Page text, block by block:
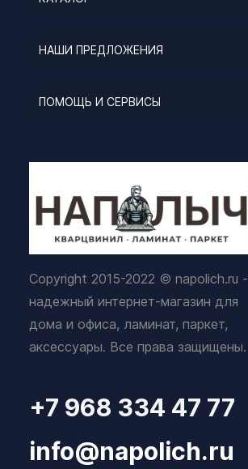
НАШИ ПРЕДЛОЖЕНИЯ
ПОМОЩЬ И СЕРВИСЫ
Copyright 2015-2022 © napolich.ru -
надежный интернет-магазин для
дома и офиса, ламинат, паркет,
аксессуары. Все права защищены.
+7 968 334 47 77
info@napolich.ru